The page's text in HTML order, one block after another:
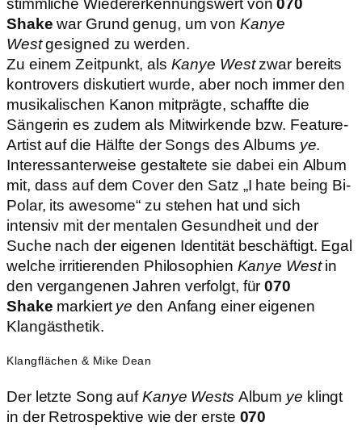
stimmliche Wiedererkennungswert von070
Shake war Grund genug, um von Kanye
Westgesigned zu werden.
Zu einem Zeitpunkt, als Kanye Westzwar bereits
kontrovers diskutiert wurde, aber noch immer den
musikalischen Kanon mitprägte, schaffte die
Sängerin es zudem als Mitwirkende bzw. Feature-
Artist auf die Hälfte der Songs des Albums ye.
Interessanterweise gestaltete sie dabei ein Album
mit, dass auf dem Cover den Satz „I hate being Bi-
Polar, its awesome“ zu stehen hat und sich
intensiv mit der mentalen Gesundheit und der
Suche nach der eigenen Identität beschäftigt. Egal
welche irritierenden Philosophien Kanye Westin
den vergangenen Jahren verfolgt, für070
Shake markiertye den Anfang einer eigenen
Klangästhetik.
Klangflächen & Mike Dean
Der letzte Song aufKanye Wests Album ye klingt
in der Retrospektive wie der erste 070